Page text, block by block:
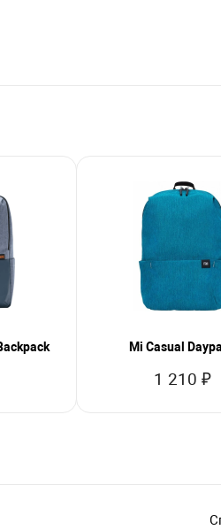
Mi Casual
1 210 ₽